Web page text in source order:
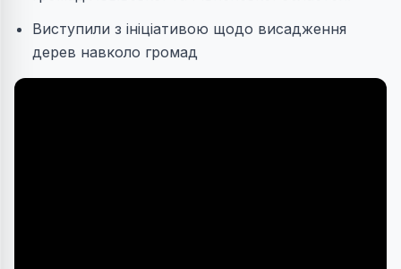
Виступили з ініціативою щодо висадження
дерев навколо громад